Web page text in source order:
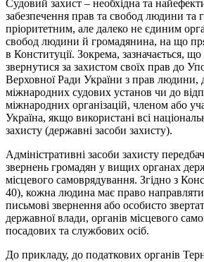
Судовий захист – необхідна та
забезпечення прав та свобод людини та
пріоритетним, але далеко не єдиним
свобод людини й громадянина, на що
в Конституції. Зокрема, зазначається,
звернутися за захистом своїх прав до
Верховної Ради України з прав людини,
міжнародних судових установ чи до
міжнародних організацій, членом або
Україна, якщо використані всі
захисту (державні засоби захисту).
Адміністративні засоби захисту
звернень громадян у вищих органах
місцевого самоврядування. Згідно з
40), кожна людина має право направляти
письмові звернення або особисто
державної влади, органів місцевого
посадових та службових осіб.
До прикладу, до податкових органів